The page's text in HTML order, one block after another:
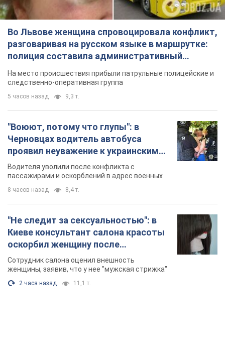
Во Львове женщина спровоцировала конфликт,
разговаривая на русском языке в маршрутке:
полиция составила административный
протокол. Видео
На место происшествия прибыли патрульные полицейские и
следственно-оперативная группа
5 часов назад 9,3 т.
"Воюют, потому что глупы": в
Черновцах водитель автобуса
проявил неуважение к украинским
военным и поплатился за это.
Видео
Водителя уволили после конфликта с
пассажирами и оскорблений в адрес военных
8 часов назад 8,4 т.
"Не следит за сексуальностью": в
Киеве консультант салона красоты
оскорбил женщину после
химиотерапии, разгорелся скандал.
Фото
Сотрудник салона оценил внешность
женщины, заявив, что у нее "мужская стрижка"
2 часа назад 11,1 т.